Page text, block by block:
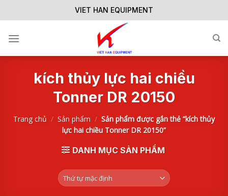
to
VIET HAN EQUIPMENT
kích thủy lực hai chiều
Tonner DR 20150
Trang chủ / Sản phẩm / Sản phẩm được gắn thẻ “kích thủy
lực hai chiều Tonner DR 20150”
DANH MỤC SẢN PHẨM